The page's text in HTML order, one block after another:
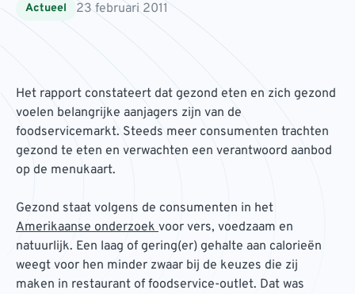
Actueel 23 februari 2011
Het rapport constateert dat gezond eten en zich gezond
voelen belangrijke aanjagers zijn van de
foodservicemarkt. Steeds meer consumenten trachten
gezond te eten en verwachten een verantwoord aanbod
op de menukaart.
Gezond staat volgens de consumenten in het
Amerikaanse onderzoekvoor vers, voedzaam en
natuurlijk. Een laag of gering(er) gehalte aan calorieën
weegt voor hen minder zwaar bij de keuzes die zij
maken in restaurant of foodservice-outlet. Dat was